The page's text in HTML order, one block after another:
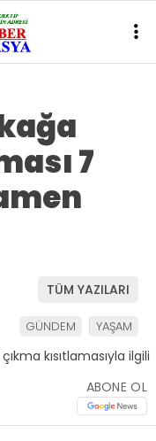
7
TÜM YAZILARI
GÜNDEM YAŞAM
ABONE OL